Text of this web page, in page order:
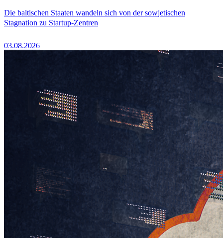
Die baltischen Staaten wandeln sich von der sowjetischen
Stagnation zu Startup-Zentren
03.08.2026